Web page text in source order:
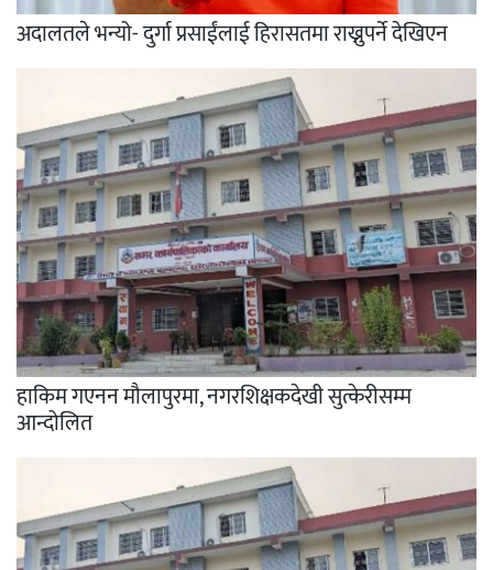
अदालतले भन्यो- दुर्गा प्रसाईंलाई हिरासतमा राख्नुपर्ने देखिएन
हाकिम गएनन मौलापुरमा, नगरशिक्षकदेखी सुत्केरीसम्म
आन्दोलित